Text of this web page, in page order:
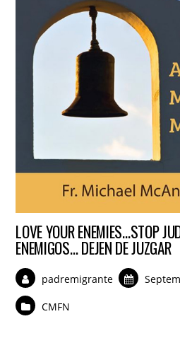
LOVE YOUR ENEMIES…STOP
ENEMIGOS… DEJEN DE JUZGAR
padremigrante
CMFN